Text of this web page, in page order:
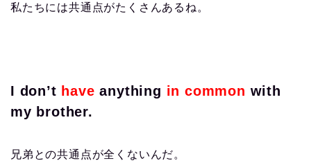
私たちには共通点がたくさんあるね。
I don’t have anything in common with
my brother.
兄弟との共通点が全くないんだ。